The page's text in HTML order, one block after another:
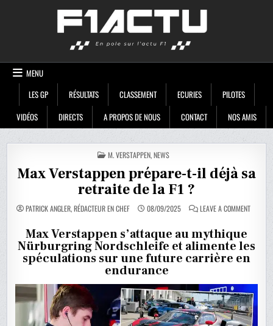
MENU
LES GP
RÉSULTATS CLASSEMENT ECURIES
PILOTES
VIDÉOS
DIRECTS A PROPOS DE NOUS CONTACT NOS AMIS
POSTED
IN
M. VERSTAPPEN,NEWS
Max Verstappen prépare-t-il déjà sa
retraite de la F1 ?
PATRICK ANGLER, RÉDACTEUR EN CHEF 08/09/2025 LEAVE A COMMENTON
IL
DÉJÀ
?
Max Verstappen s’attaque au mythique
Nürburgring Nordschleife et alimente les
spéculations sur une future carrière en
endurance